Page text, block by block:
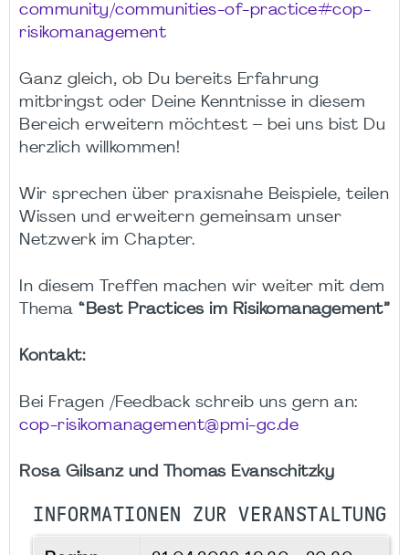
community/communities-of-practice#cop-
risikomanagement
Ganz gleich, ob Du bereits Erfahrung
mitbringst oder Deine Kenntnisse in diesem
Bereich erweitern möchtest – bei uns bist Du
herzlich willkommen!
Wir sprechen über praxisnahe Beispiele, teilen
Wissen und erweitern gemeinsam unser
Netzwerk im Chapter.
In diesem Treffen machen wir weiter mit dem
Thema “Best Practices im Risikomanagement”
Kontakt:
Bei Fragen /Feedback schreib uns gern an:
cop-risikomanagement@pmi-gc.de
Rosa Gilsanz und Thomas Evanschitzky
INFORMATIONEN ZUR VERANSTALTUNG